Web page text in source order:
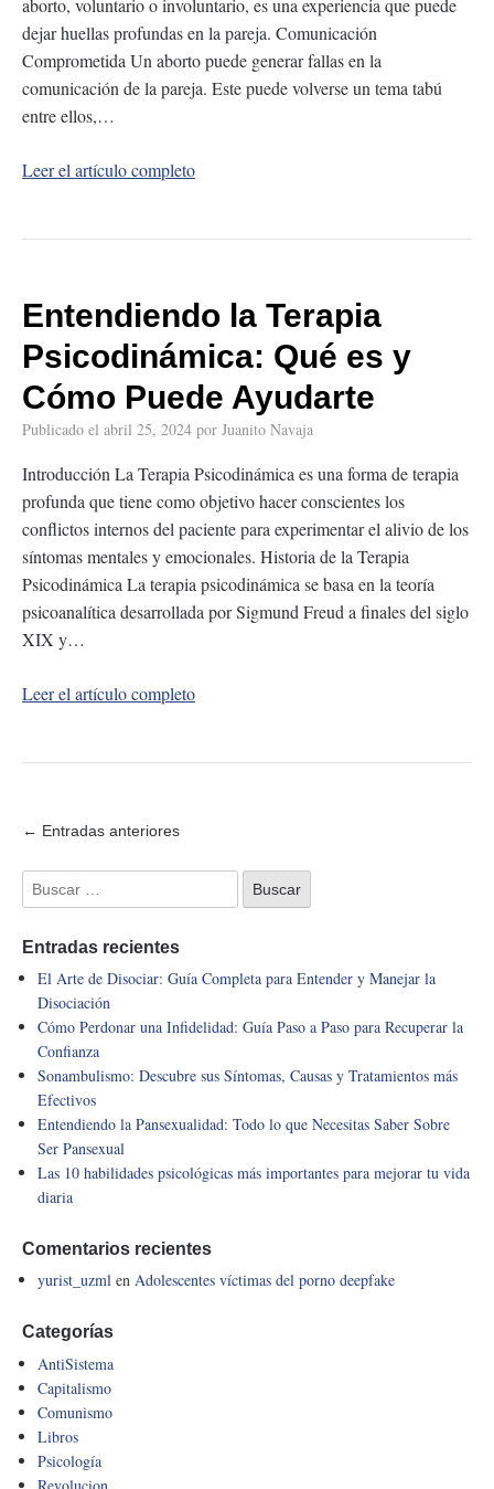
aborto, voluntario o involuntario, es una experiencia que puede
dejar huellas profundas en la pareja. Comunicación
Comprometida Un aborto puede generar fallas en la
comunicación de la pareja. Este puede volverse un tema tabú
entre ellos,…
Leer el artículo completo
Entendiendo la Terapia
Psicodinámica: Qué es y
Cómo Puede Ayudarte
Publicado el abril 25, 2024 por Juanito Navaja
Introducción La Terapia Psicodinámica es una forma de terapia
profunda que tiene como objetivo hacer conscientes los
conflictos internos del paciente para experimentar el alivio de los
síntomas mentales y emocionales. Historia de la Terapia
Psicodinámica La terapia psicodinámica se basa en la teoría
psicoanalítica desarrollada por Sigmund Freud a finales del siglo
XIX y…
Leer el artículo completo
← Entradas anteriores
Entradas recientes
El Arte de Disociar: Guía Completa para Entender y Manejar la
Disociación
Cómo Perdonar una Infidelidad: Guía Paso a Paso para Recuperar la
Confianza
Sonambulismo: Descubre sus Síntomas, Causas y Tratamientos más
Efectivos
Entendiendo la Pansexualidad: Todo lo que Necesitas Saber Sobre
Ser Pansexual
Las 10 habilidades psicológicas más importantes para mejorar tu vida
diaria
Comentarios recientes
yurist_uzml en Adolescentes víctimas del porno deepfake
Categorías
AntiSistema
Capitalismo
Comunismo
Libros
Psicología
Revolucion